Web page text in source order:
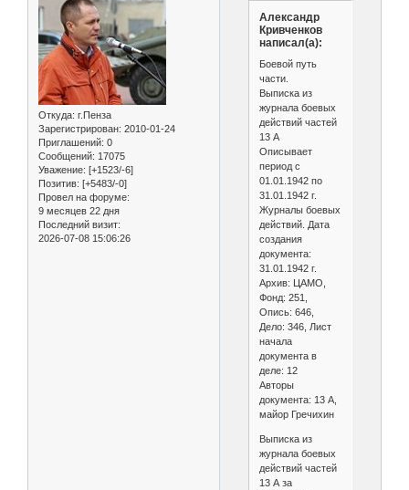
Откуда: г.Пенза
Зарегистрирован: 2010-01-24
Приглашений: 0
Сообщений: 17075
Уважение: [+1523/-6]
Позитив: [+5483/-0]
Провел на форуме:
9 месяцев 22 дня
Последний визит:
2026-07-08 15:06:26
Александр
Кривченков
написал(а):
Боевой путь
части.
Выписка из
журнала боевых
действий частей
13 А
Описывает
период с
01.01.1942 по
31.01.1942 г.
Журналы боевых
действий. Дата
создания
документа:
31.01.1942 г.
Архив: ЦАМО,
Фонд: 251,
Опись: 646,
Дело: 346, Лист
начала
документа в
деле: 12
Авторы
документа: 13 А,
майор Гречихин
Выписка из
журнала боевых
действий частей
13 А за